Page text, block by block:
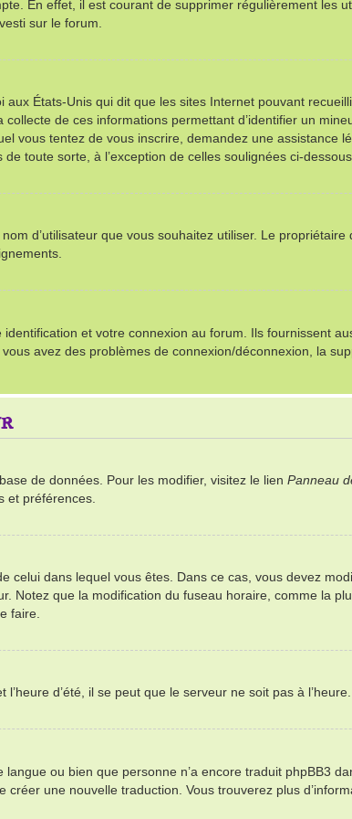
En effet, il est courant de supprimer régulièrement les
sur le forum.
États-Unis qui dit que les sites Internet pouvant
de ces informations permettant d’identifier un
vous tentez de vous inscrire, demandez une assistance
toute sorte, à l’exception de celles soulignées ci-
d’utilisateur que vous souhaitez utiliser. Le
et votre connexion au forum. Ils fournissent
avez des problèmes de connexion/déconnexion, la
de données. Pour les modifier, visitez le lien Panneau
et préférences.
celui dans lequel vous êtes. Dans ce cas, vous devez
Notez que la modification du fuseau horaire, comme la
faire.
d’été, il se peut que le serveur ne soit pas à
ou bien que personne n’a encore traduit phpBB3
créer une nouvelle traduction. Vous trouverez plus